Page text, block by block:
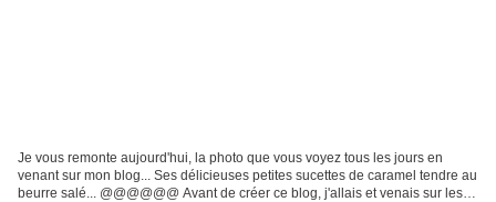
Je vous remonte aujourd'hui, la photo que vous voyez tous les jours en
venant sur mon blog... Ses délicieuses petites sucettes de caramel tendre au
beurre salé... @@@@@@ Avant de créer ce blog, j'allais et venais sur les